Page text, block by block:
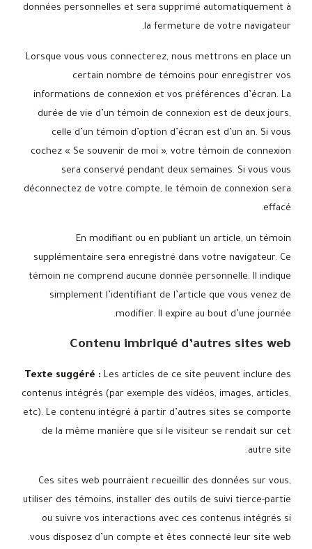
données personnelles et sera supprimé automatiquement à
la fermeture de votre navigateur.
Lorsque vous vous connecterez, nous mettrons en place un
certain nombre de témoins pour enregistrer vos
informations de connexion et vos préférences d’écran. La
durée de vie d’un témoin de connexion est de deux jours,
celle d’un témoin d’option d’écran est d’un an. Si vous
cochez « Se souvenir de moi », votre témoin de connexion
sera conservé pendant deux semaines. Si vous vous
déconnectez de votre compte, le témoin de connexion sera
effacé.
En modifiant ou en publiant un article, un témoin
supplémentaire sera enregistré dans votre navigateur. Ce
témoin ne comprend aucune donnée personnelle. Il indique
simplement l’identifiant de l’article que vous venez de
modifier. Il expire au bout d’une journée.
Contenu imbriqué d’autres sites web
Texte suggéré : Les articles de ce site peuvent inclure des
contenus intégrés (par exemple des vidéos, images, articles,
etc). Le contenu intégré à partir d’autres sites se comporte
de la même manière que si le visiteur se rendait sur cet
autre site.
Ces sites web pourraient recueillir des données sur vous,
utiliser des témoins, installer des outils de suivi tierce-partie
ou suivre vos interactions avec ces contenus intégrés si
vous disposez d’un compte et êtes connecté leur site web.